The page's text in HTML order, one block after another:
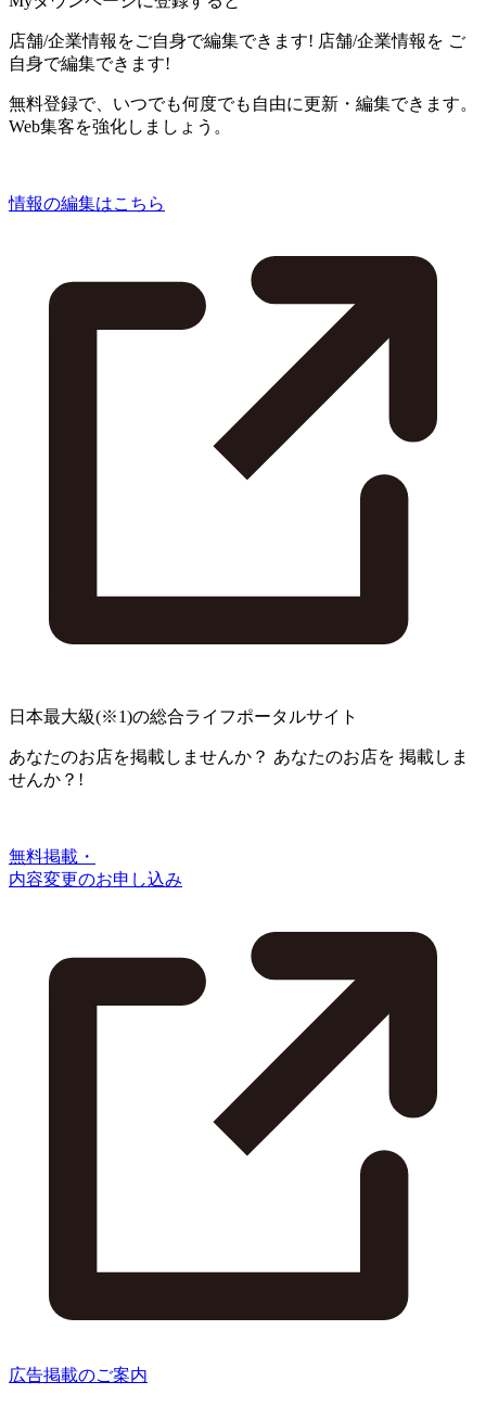
店舗/企業情報をご自身で編集できます! 店舗/企業情報を ご
自身で編集できます!
無料登録で、いつでも何度でも自由に更新・編集できます。
Web集客を強化しましょう。
情報の編集はこちら
日本最大級(※1)の総合ライフポータルサイト
あなたのお店を掲載しませんか？ あなたのお店を 掲載しま
せんか？!
無料掲載・
内容変更のお申し込み
広告掲載のご案内